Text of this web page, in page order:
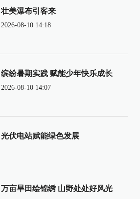
壮美瀑布引客来
2026-08-10 14:18
缤纷暑期实践 赋能少年快乐成长
2026-08-10 14:07
光伏电站赋能绿色发展
万亩旱田绘锦绣 山野处处好风光